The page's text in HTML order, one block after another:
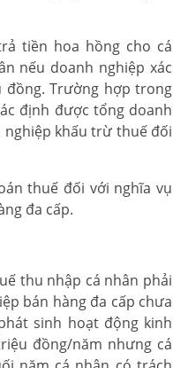
tiền hoa hồng cho cá
nếu doanh nghiệp xác
Trường hợp trong
định được tổng doanh
khấu trừ thuế đối
thuế đối với nghĩa vụ
đa cấp.
thu nhập cá nhân phải
bán hàng đa cấp chưa
sinh hoạt động kinh
đồng/năm nhưng cá